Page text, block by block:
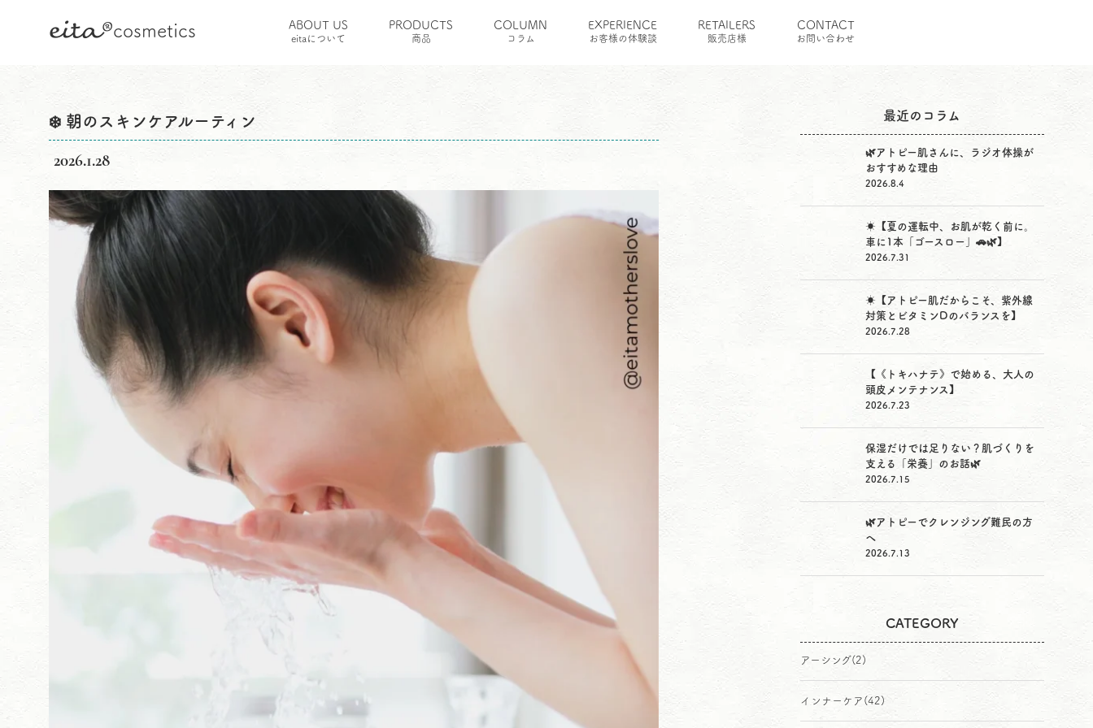
eita®cosmetics ABOUT US
eitaについて
PRODUCTS
商品
COLUMN
コラム
EXPERIENCE
お客様の体験談
RETAILERS
販売店様
CONTACT
お問い合わせ
HOME コラム お肌のこと ❄️ 朝のスキンケアルーティン
❄️ 朝のスキンケアルーティン
2026.1.28
❄️ 朝のスキンケアルーティン
最近のコラム
🌿アトピー肌さんに、ラジオ体操が
おすすめな理由
2026.8.4
☀️【夏の運転中、お肌が乾く前に。
車に1本「ゴースロー」🚗🌿】
2026.7.31
☀️【アトピー肌だからこそ、紫外線
対策とビタミンDのバランスを】
2026.7.28
【《トキハナテ》で始める、大人の
頭皮メンテナンス】
2026.7.23
保湿だけでは足りない？肌づくりを
支える「栄養」のお話🌿
2026.7.15
🌿アトピーでクレンジング難民の方
へ
2026.7.13
CATEGORY
アーシング(2)
インナーケア (42)